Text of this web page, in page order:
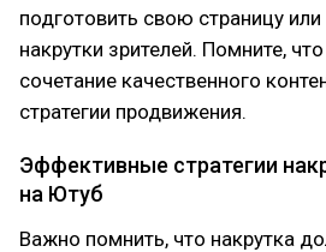
подготовить свою страницу
накрутки зрителей. Помните,
сочетание качественного
стратегии продвижения.
Эффективные стратегии
на Ютуб
Важно помнить, что накрутка